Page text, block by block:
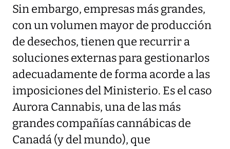
Sin embargo, empresas más grandes,
con un volumen mayor de producción
de desechos, tienen que recurrir a
soluciones externas para gestionarlos
adecuadamente de forma acorde a las
imposiciones del Ministerio. Es el caso
Aurora Cannabis, una de las más
grandes compañías cannábicas de
Canadá (y del mundo), que